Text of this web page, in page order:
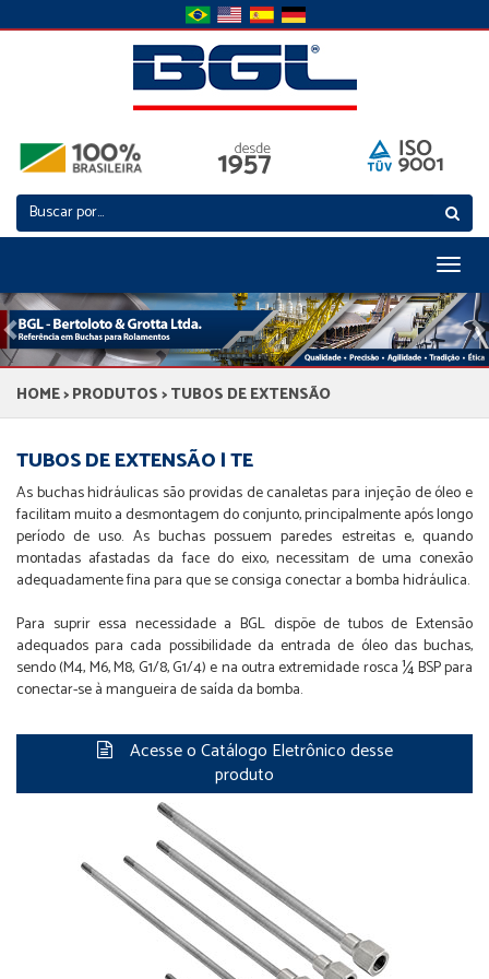
Previous
HOME>PRODUTOS> TUBOS DE EXTENSÃO
TUBOS DE EXTENSÃO | TE
As buchas hidráulicas são providas de canaletas para injeção de óleo e
facilitam muito a desmontagem do conjunto, principalmente após longo
período de uso. As buchas possuem paredes estreitas e, quando
montadas afastadas da face do eixo, necessitam de uma conexão
adequadamente fina para que se consiga conectar a bomba hidráulica.
Para suprir essa necessidade a BGL dispõe de tubos de Extensão
adequados para cada possibilidade da entrada de óleo das buchas,
sendo (M4, M6, M8, G1/8, G1/4) e na outra extremidade rosca ¼ BSP para
conectar-se à mangueira de saída da bomba.
Acesse o Catálogo Eletrônico desse
produto